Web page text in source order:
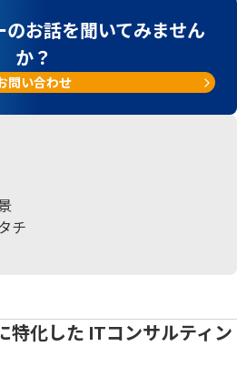
のお話を聞いてみません
か？
問い合わせ
チ
特化した ITコンサルティン